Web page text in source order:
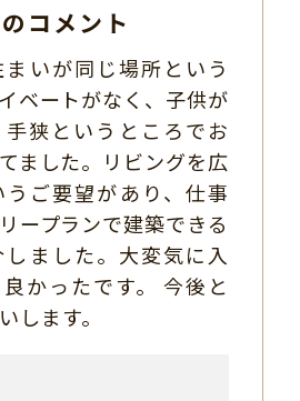
コメント
いが同じ場所という
ベートがなく、子供が
狭というところでお
ました。リビングを広
ご要望があり、仕事
ープランで建築できる
ました。大変気に入
かったです。 今後と
します。